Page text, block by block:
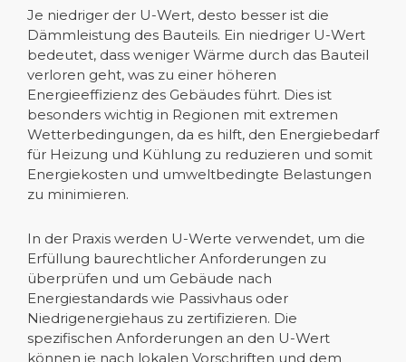
Je niedriger der U-Wert, desto besser ist die
Dämmleistung des Bauteils. Ein niedriger U-Wert
bedeutet, dass weniger Wärme durch das Bauteil
verloren geht, was zu einer höheren
Energieeffizienz des Gebäudes führt. Dies ist
besonders wichtig in Regionen mit extremen
Wetterbedingungen, da es hilft, den Energiebedarf
für Heizung und Kühlung zu reduzieren und somit
Energiekosten und umweltbedingte Belastungen
zu minimieren.
In der Praxis werden U-Werte verwendet, um die
Erfüllung baurechtlicher Anforderungen zu
überprüfen und um Gebäude nach
Energiestandards wie Passivhaus oder
Niedrigenergiehaus zu zertifizieren. Die
spezifischen Anforderungen an den U-Wert
können je nach lokalen Vorschriften und dem